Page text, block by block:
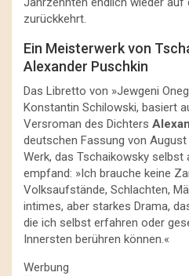
zurückkehrt.
Ein Meisterwerk von
Alexander Puschkin
Das Libretto von »Jewgeni
Konstantin Schilowski, basiert
Versroman des Dichters
deutschen Fassung von
Werk, das Tschaikowsky selbst
empfand: »Ich brauche keine
Volksaufstände, Schlachten,
intimes, aber starkes Drama,
die ich selbst erfahren oder
Innersten berühren können.«
Werbung